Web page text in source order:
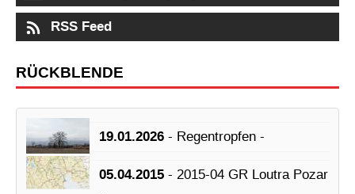
RSS Feed
RÜCKBLENDE
19.01.2026 - Regentropfen -
05.04.2015 - 2015-04 GR Loutra Pozar